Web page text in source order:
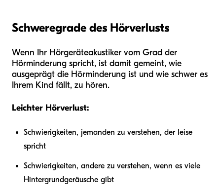
Schweregrade des Hörverlusts
Wenn Ihr Hörgeräteakustiker vom Grad der
Hörminderung spricht, ist damit gemeint, wie
ausgeprägt die Hörminderung ist und wie schwer es
Ihrem Kind fällt, zu hören.
Leichter Hörverlust:
Schwierigkeiten, jemanden zu verstehen, der leise
spricht
Schwierigkeiten, andere zu verstehen, wenn es viele
Hintergrundgeräusche gibt